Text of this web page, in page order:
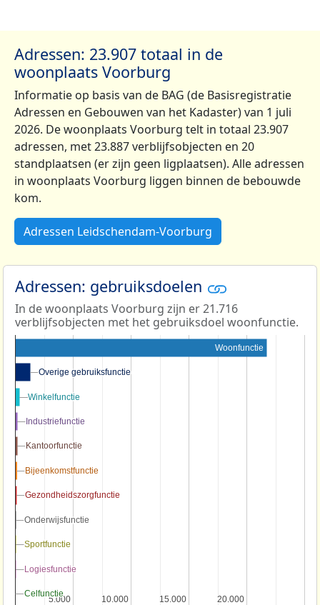
Adressen: 23.907 totaal in de
woonplaats Voorburg
Informatie op basis van de BAG (de Basisregistratie
Adressen en Gebouwen van het Kadaster) van 1 juli
2026. De woonplaats Voorburg telt in totaal 23.907
adressen, met 23.887 verblijfsobjecten en 20
standplaatsen (er zijn geen ligplaatsen). Alle adressen
in woonplaats Voorburg liggen binnen de bebouwde
kom.
Adressen Leidschendam-Voorburg
Adressen: gebruiksdoelen
In de woonplaats Voorburg zijn er 21.716
verblijfsobjecten met het gebruiksdoel woonfunctie.
5.000
5.000 10.000
10.000 15.000
15.000 20.000
20.000
Woonfunctie
Overige gebruiksfunctie
Overige gebruiksfunctie
Winkelfunctie
Winkelfunctie
Industriefunctie
Industriefunctie
Kantoorfunctie
Kantoorfunctie
Bijeenkomstfunctie
Bijeenkomstfunctie
Gezondheidszorgfunctie
Gezondheidszorgfunctie
Onderwijsfunctie
Onderwijsfunctie
Sportfunctie
Sportfunctie
Logiesfunctie
Logiesfunctie
Celfunctie
Celfunctie